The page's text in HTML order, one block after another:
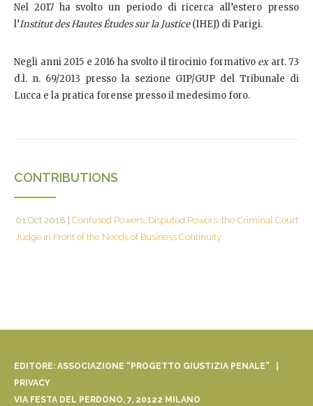
Nel 2017 ha svolto un periodo di ricerca all’estero presso
l’Institut des Hautes Études sur la Justice(IHEJ) di Parigi.
Negli anni 2015 e 2016 ha svolto il tirocinio formativo exart. 73
d.l. n. 69/2013 presso la sezione GIP/GUP del Tribunale di
Lucca e la pratica forense presso il medesimo foro.
CONTRIBUTIONS
01 Oct 2018
Confused Powers, Disputed Powers: the Criminal Court
Judge in Front of the Needs of Business Continuity
EDITORE: ASSOCIAZIONE “PROGETTO GIUSTIZIA PENALE” |
PRIVACY
VIA FESTA DEL PERDONO, 7, 20122 MILANO